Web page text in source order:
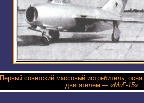
Первый советский массовый истребитель,
двигателем —«МиГ-15».